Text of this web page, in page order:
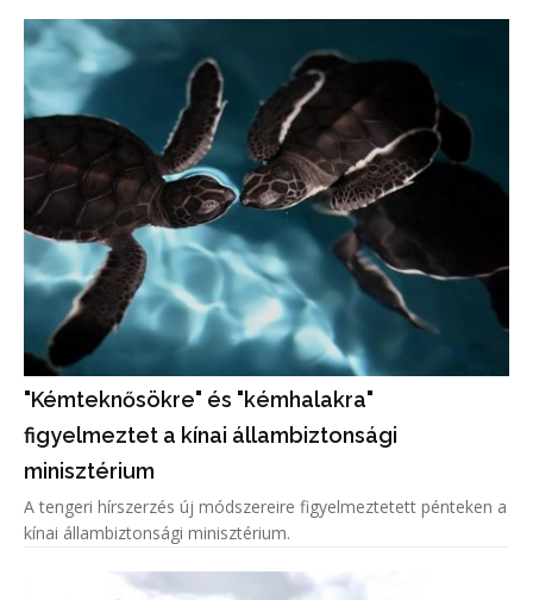
"Kémteknősökre" és "kémhalakra"
figyelmeztet a kínai állambiztonsági
minisztérium
A tengeri hírszerzés új módszereire figyelmeztetett pénteken a
kínai állambiztonsági minisztérium.